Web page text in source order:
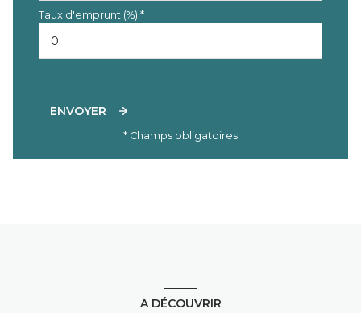
Taux d'emprunt (%) *
ENVOYER
* Champs obligatoires
A DÉCOUVRIR